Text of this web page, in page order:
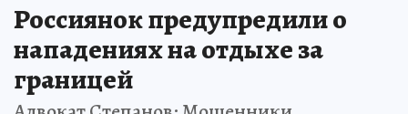
Россиянок предупредили о
нападениях на отдыхе за
границей